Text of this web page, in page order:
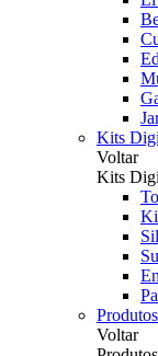
Kits
Voltar
Kits
Voltar